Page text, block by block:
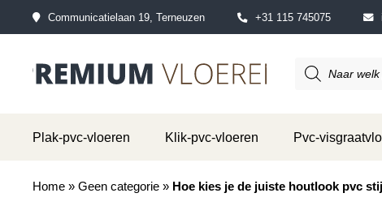
Communicatielaan 19, Terneuzen +31 115 745075
Producten
zoeken
Plak-pvc-vloeren Klik-pvc-vloeren Pvc-
Home »Geen categorie » Hoe kies je de juiste houtlook pvc